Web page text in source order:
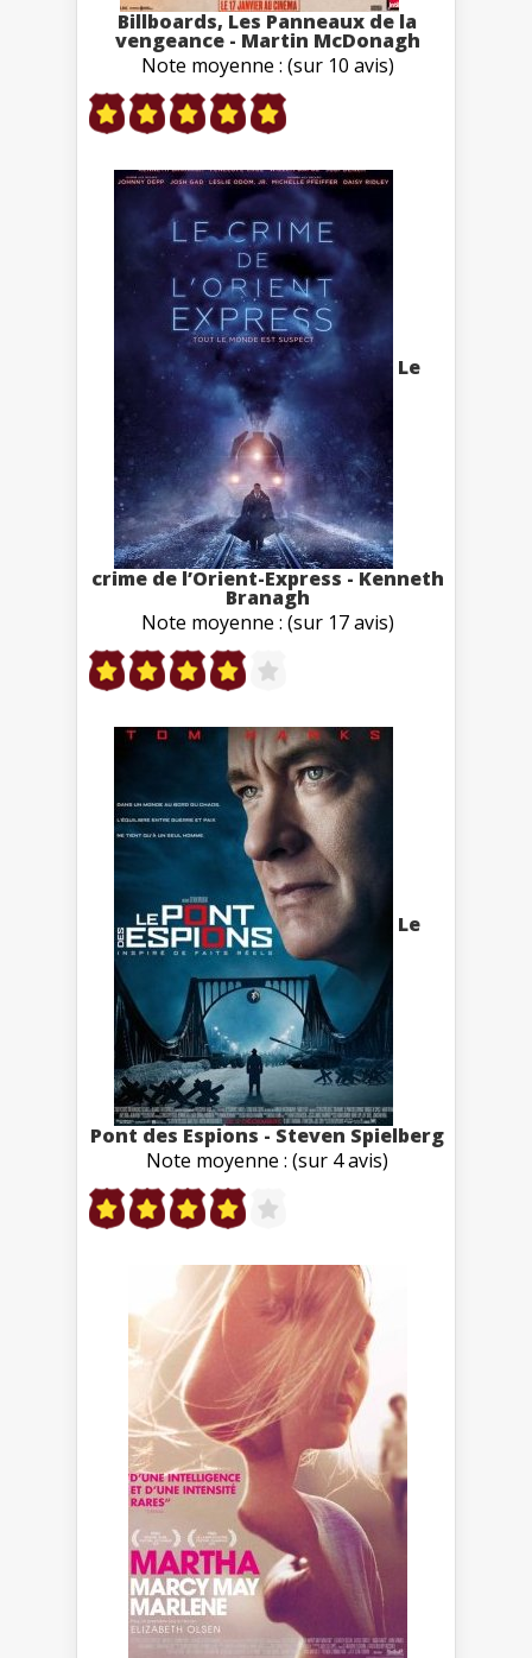
Billboards, Les Panneaux de la
vengeance - Martin McDonagh
Note moyenne : (sur 10 avis)
Le
crime de l’Orient-Express - Kenneth
Branagh
Note moyenne : (sur 17 avis)
Le
Pont des Espions - Steven Spielberg
Note moyenne : (sur 4 avis)